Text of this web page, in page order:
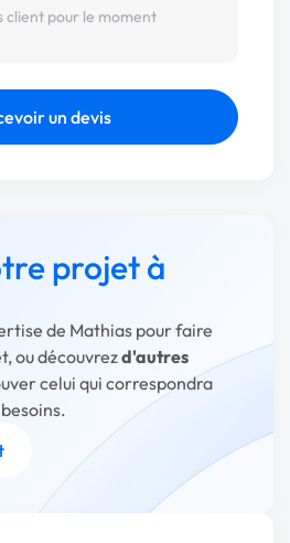
client pour le moment
un devis
projet à
de Mathias pour faire
ou découvrezd'autres
celui qui correspondra